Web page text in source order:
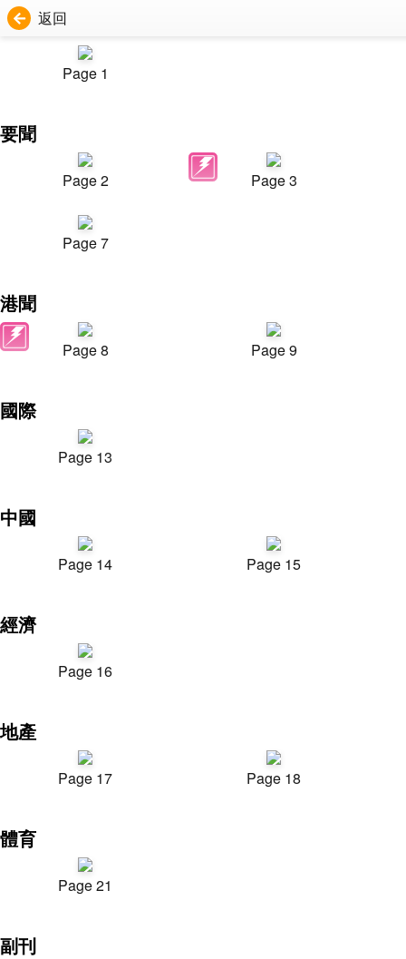
返回
Page 1
要聞
Page 2 Page 3
Page 7
港聞
Page 8 Page 9
國際
Page 13
中國
Page 14 Page 15
經濟
Page 16
地產
Page 17 Page 18
體育
Page 21
副刊